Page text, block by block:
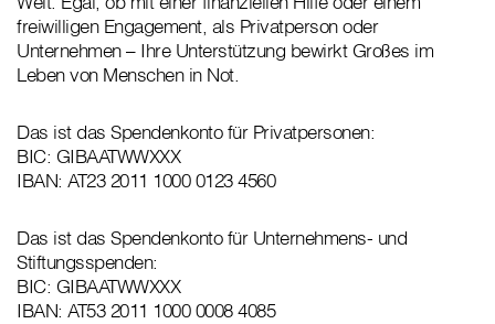
freiwilligen Engagement, als Privatperson oder
Unternehmen – Ihre Unterstützung bewirkt Großes im
Leben von Menschen in Not.
Das ist das Spendenkonto für Privatpersonen:
BIC: GIBAATWWXXX
IBAN: AT23 2011 1000 0123 4560
Das ist das Spendenkonto für Unternehmens- und
Stiftungsspenden:
BIC: GIBAATWWXXX
IBAN: AT53 2011 1000 0008 4085